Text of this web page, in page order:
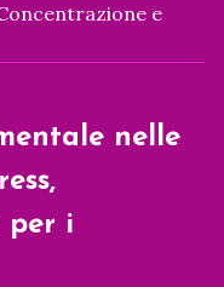
e
nelle
per i